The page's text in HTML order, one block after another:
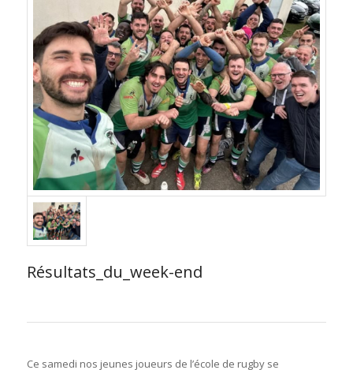
Résultats_du_week-end
Ce samedi nos jeunes joueurs de l’école de rugby se